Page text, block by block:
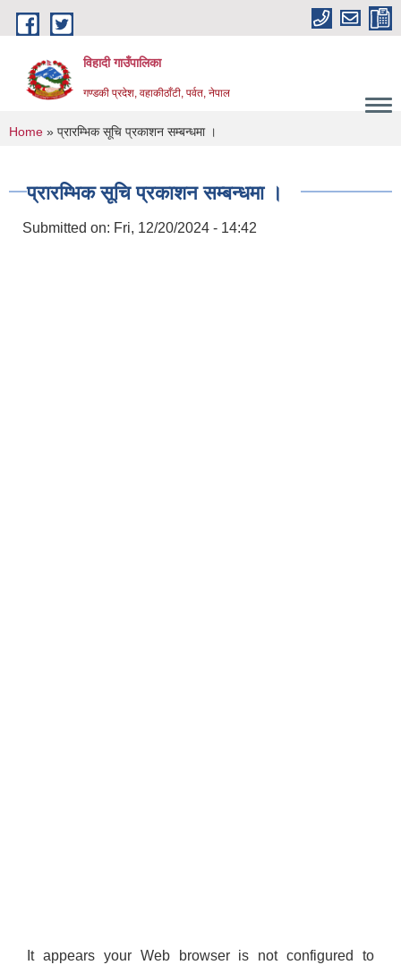
Skip to main content
विहादी गाउँपालिका
गण्डकी प्रदेश, वहाकीठाँटी, पर्वत, नेपाल
You are here
Home » प्रारम्भिक सूचि प्रकाशन सम्बन्धमा ।
प्रारम्भिक सूचि प्रकाशन सम्बन्धमा ।
Submitted on: Fri, 12/20/2024 - 14:42
It appears your Web browser is not configured to